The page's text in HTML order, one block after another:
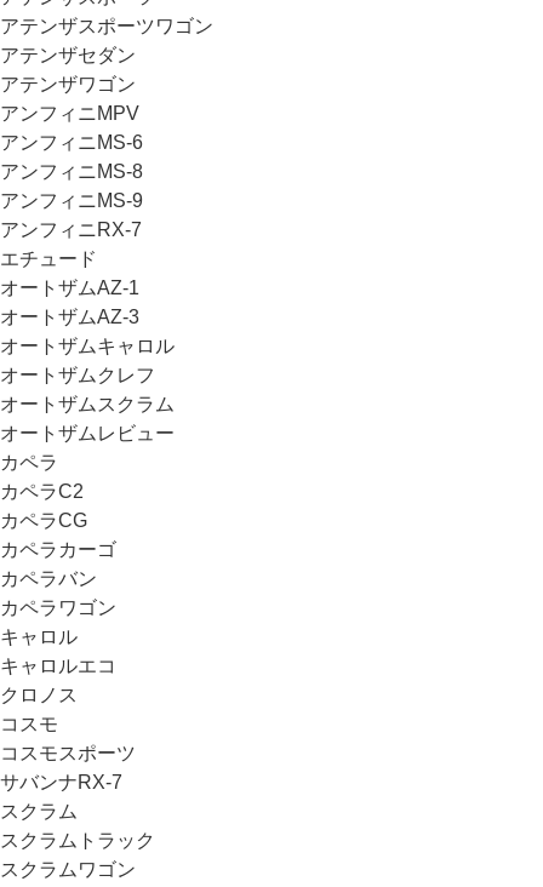
アテンザスポーツワゴン
アテンザセダン
アテンザワゴン
アンフィニMPV
アンフィニMS-6
アンフィニMS-8
アンフィニMS-9
アンフィニRX-7
エチュード
オートザムAZ-1
オートザムAZ-3
オートザムキャロル
オートザムクレフ
オートザムスクラム
オートザムレビュー
カペラ
カペラC2
カペラCG
カペラカーゴ
カペラバン
カペラワゴン
キャロル
キャロルエコ
クロノス
コスモ
コスモスポーツ
サバンナRX-7
スクラム
スクラムトラック
スクラムワゴン